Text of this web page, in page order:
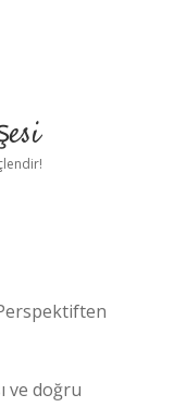
ve doğru